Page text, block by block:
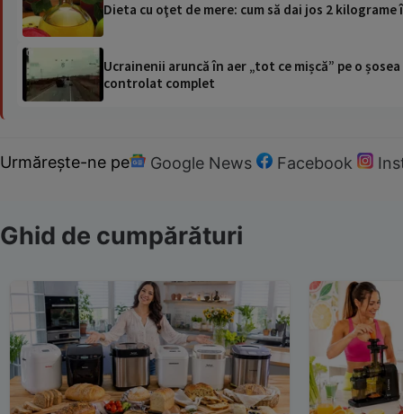
Dieta cu oţet de mere: cum să dai jos 2 kilograme
Ucrainenii aruncă în aer „tot ce mișcă” pe o
controlat complet
Urmărește-ne pe Google News Facebook
Ghid de cumpărături